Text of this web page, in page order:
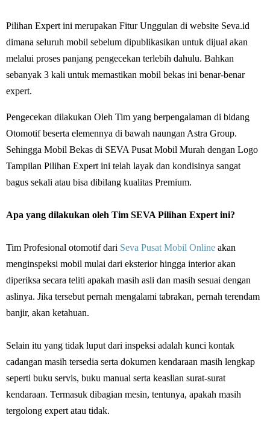
Pilihan Expert ini merupakan Fitur Unggulan di website Seva.id
dimana seluruh mobil sebelum dipublikasikan untuk dijual akan
melalui proses panjang pengecekan terlebih dahulu. Bahkan
sebanyak 3 kali untuk memastikan mobil bekas ini benar-benar
expert.
Pengecekan dilakukan Oleh Tim yang berpengalaman di bidang
Otomotif beserta elemennya di bawah naungan Astra Group.
Sehingga Mobil Bekas di SEVA Pusat Mobil Murah dengan Logo
Tampilan Pilihan Expert ini telah layak dan kondisinya sangat
bagus sekali atau bisa dibilang kualitas Premium.
Apa yang dilakukan oleh Tim SEVA Pilihan Expert ini?
Tim Profesional otomotif dari Seva Pusat Mobil Online akan
menginspeksi mobil mulai dari eksterior hingga interior akan
diperiksa secara teliti apakah masih asli dan masih sesuai dengan
aslinya. Jika tersebut pernah mengalami tabrakan, pernah terendam
banjir, akan ketahuan.
Selain itu yang tidak luput dari inspeksi adalah kunci kontak
cadangan masih tersedia serta dokumen kendaraan masih lengkap
seperti buku servis, buku manual serta keaslian surat-surat
kendaraan. Termasuk dibagian mesin, tentunya, apakah masih
tergolong expert atau tidak.